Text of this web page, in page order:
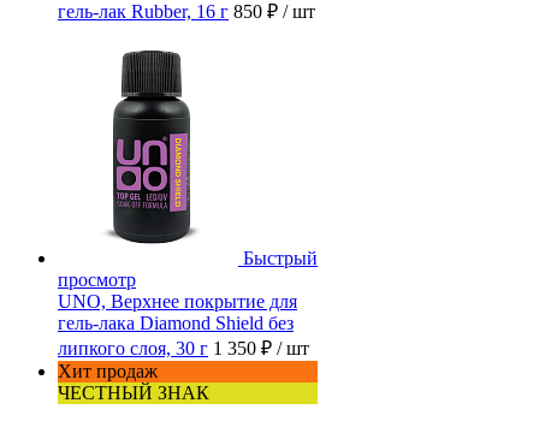
гель-лак Rubber, 16 г 850 ₽ / шт
Быстрый
просмотр
UNO, Верхнее покрытие для
гель-лака Diamond Shield без
липкого слоя, 30 г 1 350 ₽ / шт
Хит продаж
ЧЕСТНЫЙ ЗНАК